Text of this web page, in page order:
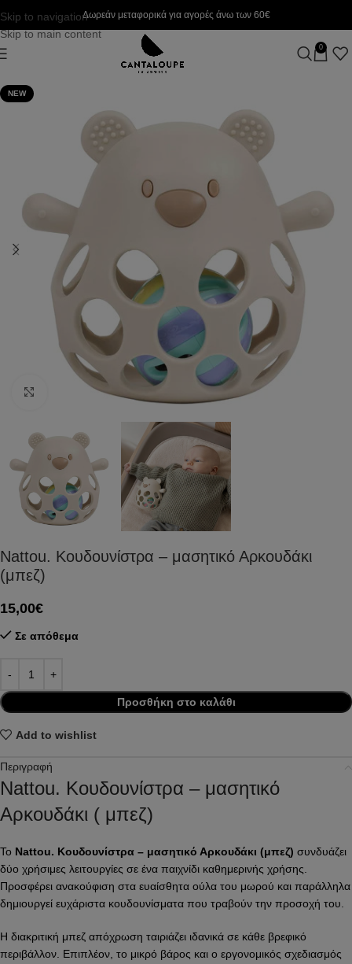
Skip to navigation
Skip to main content
Δωρεάν μεταφορικά για αγορές άνω των 60€
0
NEW
Click to enlarge
Nattou. Κουδουνίστρα – μασητικό Αρκουδάκι
(μπεζ)
15,00€
Σε απόθεμα
Προσθήκη στο καλάθι
Add to wishlist
Περιγραφή
Nattou. Κουδουνίστρα – μασητικό
Αρκουδάκι ( μπεζ)
Το Nattou. Κουδουνίστρα – μασητικό Αρκουδάκι (μπεζ) συνδυάζει
δύο χρήσιμες λειτουργίες σε ένα παιχνίδι καθημερινής χρήσης.
Προσφέρει ανακούφιση στα ευαίσθητα ούλα του μωρού και παράλληλα
δημιουργεί ευχάριστα κουδουνίσματα που τραβούν την προσοχή του.
Η διακριτική μπεζ απόχρωση ταιριάζει ιδανικά σε κάθε βρεφικό
περιβάλλον. Επιπλέον, το μικρό βάρος και ο εργονομικός σχεδιασμός